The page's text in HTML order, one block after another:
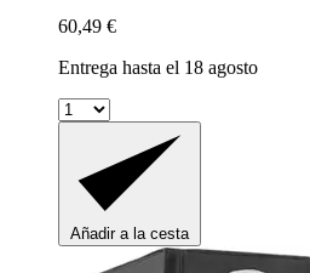
60,49 €
Entrega hasta el 18 agosto
Añadir a la cesta